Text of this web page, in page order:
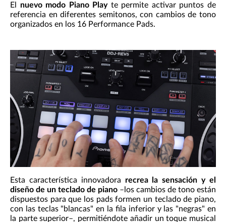
El nuevo modo Piano Playte permite activar puntos de
referencia en diferentes semitonos, con cambios de tono
organizados en los 16 Performance Pads.
Esta característica innovadora recrea la sensación y el
diseño de un teclado de piano –los cambios de tono están
dispuestos para que los pads formen un teclado de piano,
con las teclas "blancas" en la fila inferior y las "negras" en
la parte superior–, permitiéndote añadir un toque musical